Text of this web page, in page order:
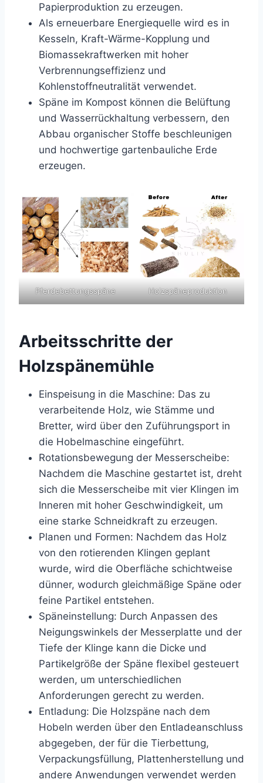
Papierproduktion zu erzeugen.
Als erneuerbare Energiequelle wird es in
Kesseln, Kraft-Wärme-Kopplung und
Biomassekraftwerken mit hoher
Verbrennungseffizienz und
Kohlenstoffneutralität verwendet.
Späne im Kompost können die Belüftung
und Wasserrückhaltung verbessern, den
Abbau organischer Stoffe beschleunigen
und hochwertige gartenbauliche Erde
erzeugen.
Pferdebettungsspäne Holzspäneproduktion
Arbeitsschritte der
Holzspänemühle
Einspeisung in die Maschine: Das zu
verarbeitende Holz, wie Stämme und
Bretter, wird über den Zuführungsport in
die Hobelmaschine eingeführt.
Rotationsbewegung der Messerscheibe:
Nachdem die Maschine gestartet ist, dreht
sich die Messerscheibe mit vier Klingen im
Inneren mit hoher Geschwindigkeit, um
eine starke Schneidkraft zu erzeugen.
Planen und Formen: Nachdem das Holz
von den rotierenden Klingen geplant
wurde, wird die Oberfläche schichtweise
dünner, wodurch gleichmäßige Späne oder
feine Partikel entstehen.
Späneinstellung: Durch Anpassen des
Neigungswinkels der Messerplatte und der
Tiefe der Klinge kann die Dicke und
Partikelgröße der Späne flexibel gesteuert
werden, um unterschiedlichen
Anforderungen gerecht zu werden.
Entladung: Die Holzspäne nach dem
Hobeln werden über den Entladeanschluss
abgegeben, der für die Tierbettung,
Verpackungsfüllung, Plattenherstellung und
andere Anwendungen verwendet werden